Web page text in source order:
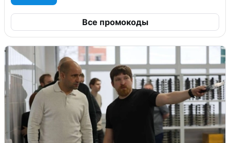
Все промокоды